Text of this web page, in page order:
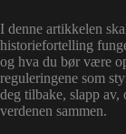
I denne artikkelen
historiefortelling
og hva du bør være
reguleringene som
deg tilbake, slapp av,
verdenen sammen.